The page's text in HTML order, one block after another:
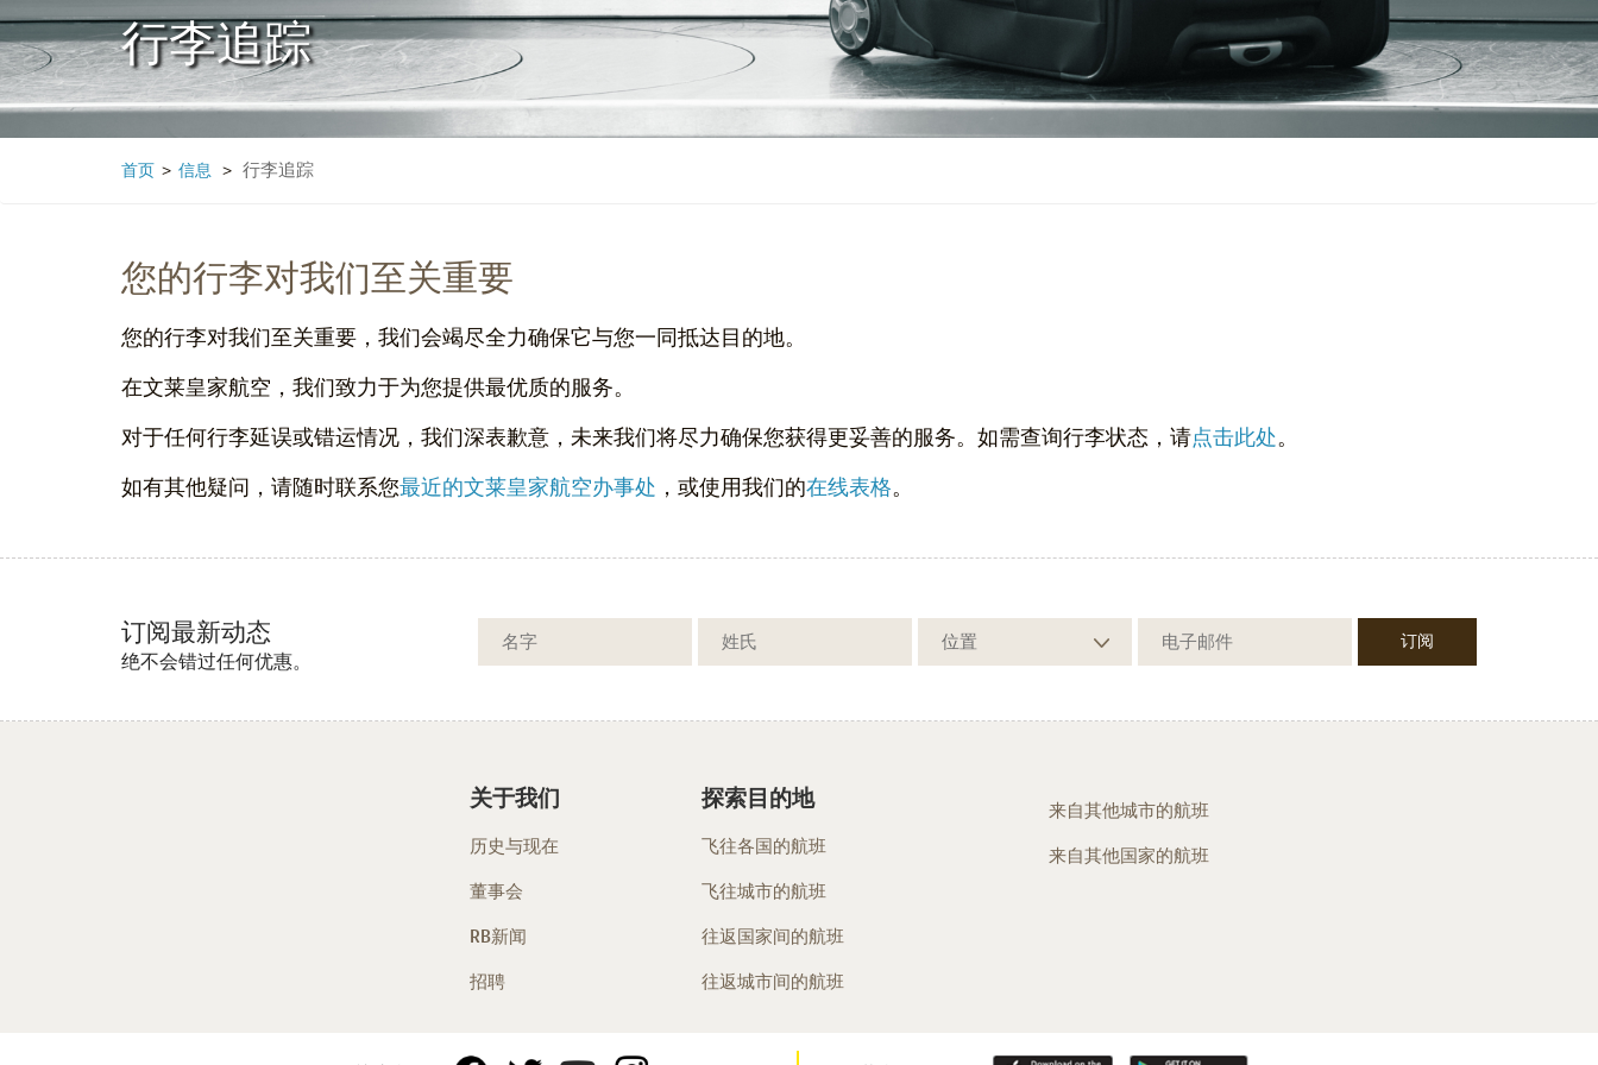
行李追踪
首页 > 信息 > 行李追踪
您的行李对我们至关重要
您的行李对我们至关重要，我们会竭尽全力确保它与您一同抵达目的地。
在文莱皇家航空，我们致力于为您提供最优质的服务。
对于任何行李延误或错运情况，我们深表歉意，未来我们将尽力确保您获得更妥善的服务。如需查询行李状态，请点击此处。
如有其他疑问，请随时联系您最近的文莱皇家航空办事处 ，或使用我们的在线表格。
订阅最新动态
绝不会错过任何优惠。
关于我们
历史与现在
董事会
RB新闻
招聘
探索目的地
飞往各国的航班
飞往城市的航班
往返国家间的航班
往返城市间的航班
来自其他城市的航班
来自其他国家的航班